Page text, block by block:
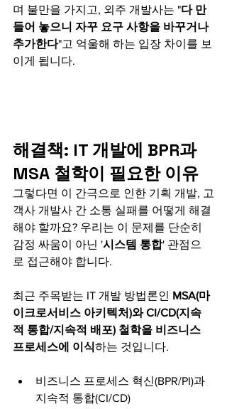
며 불만을 가지고, 외주 개발사는 "다 만
들어 놓으니 자꾸 요구 사항을 바꾸거나
추가한다"고 억울해 하는 입장 차이를 보
이게 됩니다.
해결책: IT 개발에 BPR과
MSA 철학이 필요한 이유
그렇다면 이 간극으로 인한 기획 개발, 고
객사 개발사 간 소통 실패를 어떻게 해결
해야 할까요? 우리는 이 문제를 단순히
감정 싸움이 아닌 '시스템 통합' 관점으
로 접근해야 합니다.
최근 주목받는 IT 개발 방법론인 MSA(마
이크로서비스 아키텍처)와 CI/CD(지속
적 통합/지속적 배포) 철학을 비즈니스
프로세스에 이식하는 것입니다.
비즈니스 프로세스 혁신(BPR/PI)과
지속적 통합(CI/CD)